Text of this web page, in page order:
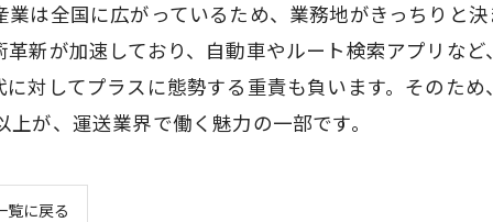
は全国に広がっているため、業務地がきっちりと
新が加速しており、自動車やルート検索アプリな
対してプラスに態勢する重責も負います。そのた
が、運送業界で働く魅力の一部です。
覧に戻る